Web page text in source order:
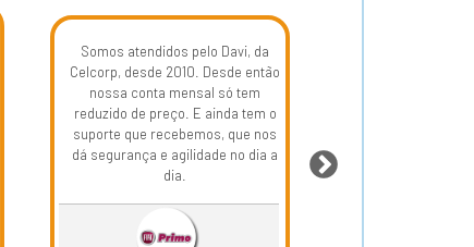
Somos atendidos pelo Davi, da
Celcorp, desde 2010. Desde então
nossa conta mensal só tem
reduzido de preço. E ainda tem o
suporte que recebemos, que nos
dá segurança e agilidade no dia a
dia.